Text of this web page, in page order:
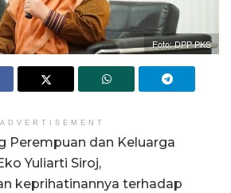
Foto: DPP PKS
ADVERTISEMENT
Perempuan dan Keluarga
Yuliarti Siroj,
keprihatinannya terhadap